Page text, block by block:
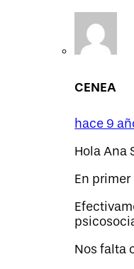
CENEA
hace 9
Hola Ana
En
Nos falta